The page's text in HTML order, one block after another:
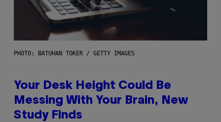
PHOTO: BATUHAN TOKER / GETTY IMAGES
Your Desk Height Could Be
Messing With Your Brain, New
Study Finds